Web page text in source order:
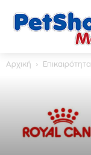
Αρχική Επικαιρότητα